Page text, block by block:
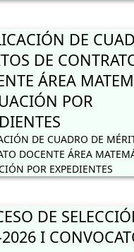
DE
DE
ÁREA
POR
DE CUADRO DE
DOCENTE ÁREA
POR EXPEDIENTES
DE
I